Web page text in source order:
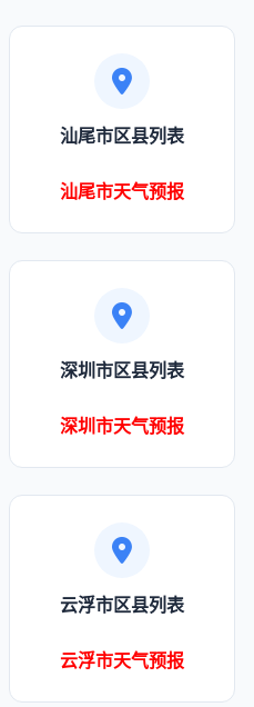
汕尾市区县列表
汕尾市天气预报
深圳市区县列表
深圳市天气预报
云浮市区县列表
云浮市天气预报